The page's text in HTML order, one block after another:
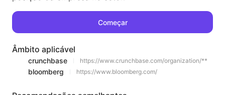
Começar
Âmbito aplicável
crunchbase https://www.crunchbase.com/organization/**
bloomberg https://www.bloomberg.com/